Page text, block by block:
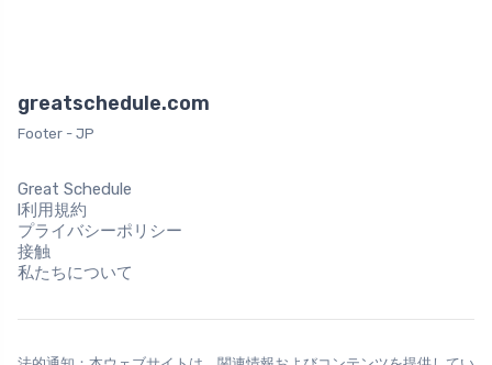
greatschedule.com
Footer - JP
Great Schedule
l利用規約
プライバシーポリシー
接触
私たちについて